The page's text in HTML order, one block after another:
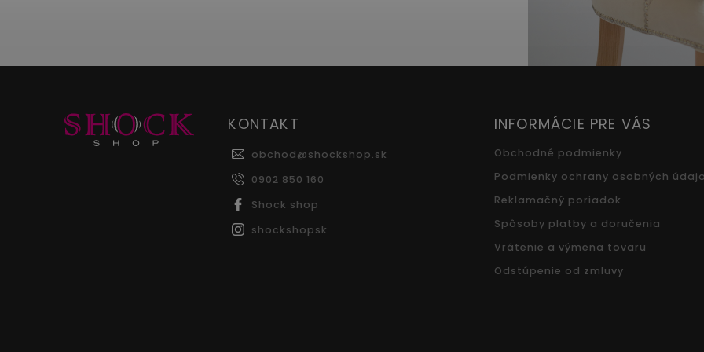
KONTAKT
obchod@shockshop.sk
0902 850 160
Shock shop
shockshopsk
INFORMÁCIE PRE VÁS
Obchodné podmienky
Podmienky ochrany osobných
Reklamačný poriadok
Spôsoby platby a doručenia
Vrátenie a výmena tovaru
Odstúpenie od zmluvy